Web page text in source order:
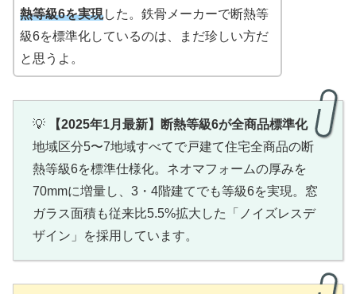
熱等級6を実現した。鉄骨メーカーで断熱等
級6を標準化しているのは、まだ珍しい方だ
と思うよ。
💡
【2025年1月最新】断熱等級6が全商品標準化
地域区分5〜7地域すべてで戸建て住宅全商品の断
熱等級6を標準仕様化。ネオマフォームの厚みを
70mmに増量し、3・4階建てでも等級6を実現。窓
ガラス面積も従来比5.5%拡大した「ノイズレスデ
ザイン」を採用しています。